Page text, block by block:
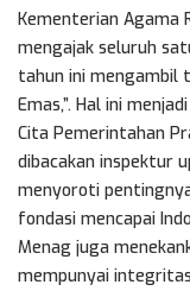
Kementerian Agama
mengajak seluruh
tahun ini mengambil
Emas,”. Hal ini
Cita Pemerintahan
dibacakan inspektur
menyoroti
fondasi mencapai
Menag juga
mempunyai